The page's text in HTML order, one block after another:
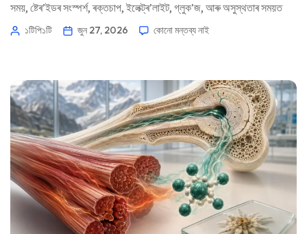
সময়, ষ্টেৰ’ইডৰ সংস্পৰ্শ, ৰক্তচাপ, ইলেক্ট্ৰ’লাইট, গ্লুক’জ, আৰু অসুস্থতাৰ সময়ত
আপুনি কেনেকৈ অনুভৱ কৰে। 📖 ~১১ মিনিট 📅 ২৭ জুন, ২০২৬ 📝 প্ৰকাশিত: ২৭
জুন, ২০২৬ 🩺 চিকিৎসাগতভাৱে পৰ্যালোচিত: ২৭ জুন, ২০২৬ […]
১টিপি১টি জুন 27, 2026 কোনো মন্তব্য নাই